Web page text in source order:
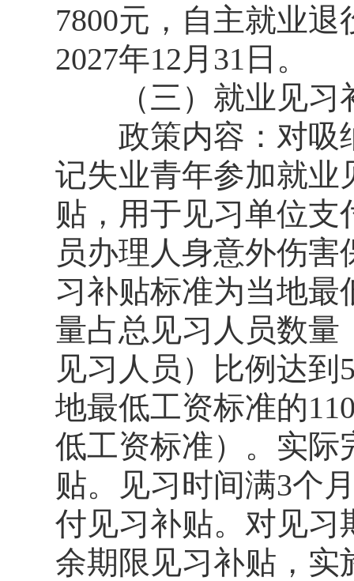
7800元，自主就业
2027年12月31日。
（三）就业见习
政策内容：对吸纳
记失业青年参加就业
贴，用于见习单位
员办理人身意外伤
习补贴标准为当地最
量占总见习人员数量
见习人员）比例达
地最低工资标准的
低工资标准）。实际
贴。见习时间满3个
付见习补贴。对见习
余期限见习补贴，实